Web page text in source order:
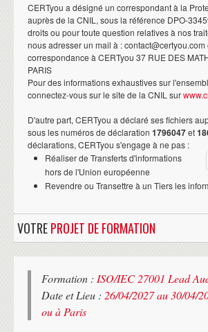
CERTyou a désigné un correspondant à la
auprès de la CNIL, sous la référence DPO-
droits ou pour toute question relatives à nos
nous adresser un mail à : contact@certyou.com
correspondance à CERTyou 37 RUE DES
PARIS
Pour des informations exhaustives sur
connectez-vous sur le site de la CNIL sur
D'autre part, CERTyou a déclaré ses fichiers
sous les numéros de déclaration 1796047et
déclarations, CERTyou s'engage à ne pas :
Réaliser de Transferts d'informations
hors de l'Union européenne
Revendre ou Transettre à un Tiers les
VOTREPROJET DE FORMATION
Formation : ISO/IEC 27001 Lead
Date et Lieu : 26/04/2027 au 30/04/
ou à Paris